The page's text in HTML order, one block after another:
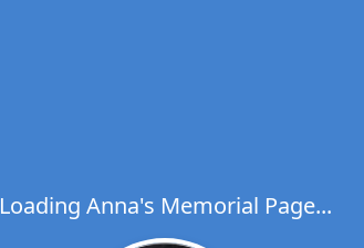
Loading Anna's Memorial Page...